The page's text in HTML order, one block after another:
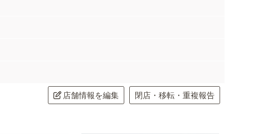
店舗情報を編集
閉店・移転・重複報告